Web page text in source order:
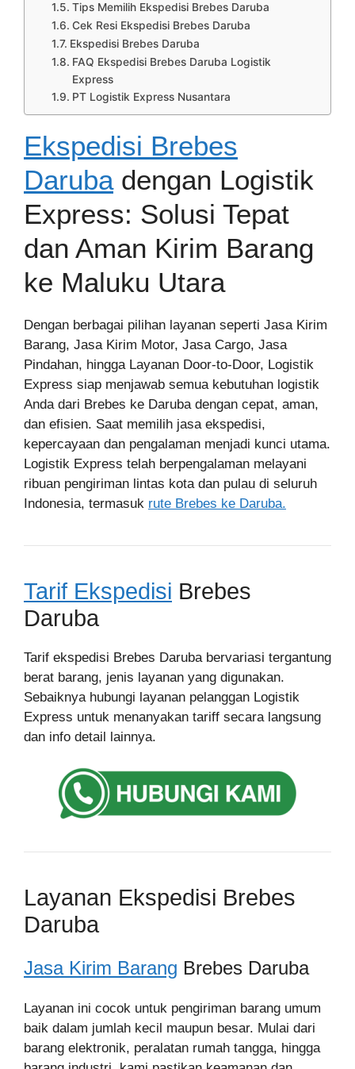
Tips Memilih Ekspedisi Brebes Daruba
Cek Resi Ekspedisi Brebes Daruba
Ekspedisi Brebes Daruba
FAQ Ekspedisi Brebes Daruba Logistik
Express
PT Logistik Express Nusantara
Ekspedisi Brebes
Darubadengan Logistik
Express: Solusi Tepat
dan Aman Kirim Barang
ke Maluku Utara
Dengan berbagai pilihan layanan seperti Jasa Kirim
Barang, Jasa Kirim Motor, Jasa Cargo, Jasa
Pindahan, hingga Layanan Door-to-Door, Logistik
Express siap menjawab semua kebutuhan logistik
Anda dari Brebes ke Daruba dengan cepat, aman,
dan efisien. Saat memilih jasa ekspedisi,
kepercayaan dan pengalaman menjadi kunci utama.
Logistik Express telah berpengalaman melayani
ribuan pengiriman lintas kota dan pulau di seluruh
Indonesia, termasuk rute Brebes ke Daruba.
Tarif Ekspedisi Brebes
Daruba
Tarif ekspedisi Brebes Daruba bervariasi tergantung
berat barang, jenis layanan yang digunakan.
Sebaiknya hubungi layanan pelanggan Logistik
Express untuk menanyakan tariff secara langsung
dan info detail lainnya.
Layanan Ekspedisi Brebes
Daruba
Jasa Kirim Barang Brebes Daruba
Layanan ini cocok untuk pengiriman barang umum
baik dalam jumlah kecil maupun besar. Mulai dari
barang elektronik, peralatan rumah tangga, hingga